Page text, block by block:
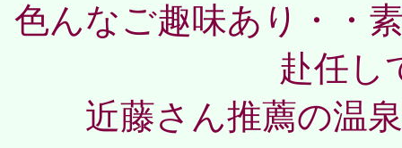
色んなご趣味あり・・
赴任し
近藤さん推薦の温